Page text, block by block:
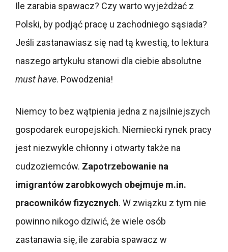
Ile zarabia spawacz? Czy warto wyjeżdżać z
Polski, by podjąć pracę u zachodniego sąsiada?
Jeśli zastanawiasz się nad tą kwestią, to lektura
naszego artykułu stanowi dla ciebie absolutne
must have. Powodzenia!
Niemcy to bez wątpienia jedna z najsilniejszych
gospodarek europejskich. Niemiecki rynek pracy
jest niezwykle chłonny i otwarty także na
cudzoziemców. Zapotrzebowanie na
imigrantów zarobkowych obejmuje m.in.
pracowników fizycznych. W związku z tym nie
powinno nikogo dziwić, że wiele osób
zastanawia się, ile zarabia spawacz w